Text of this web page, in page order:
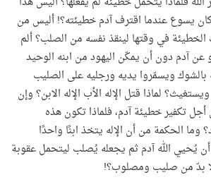
يسوع عندما اقترف آدم خطيئته؟! أليس من
في وقتها لينقذ نفسه من الصلب؟ ألم
عن آدم دون أن يمكّن اليهود من ابنه الوحيد
ويسمّروا يديه ورجليه على الصليب
لماذا قتل الإله الأب الإله الابن؟ وإن
تكفير خطيئة آدم، فلماذا تكون هذه
وما الحكمة من أن الإله يتخذ ابنًا واحدًا
يُحيي الله آدم ثم يجعله يُصلب ليتحمل عقوبة
بدّ من صليب ومصلوب؟!